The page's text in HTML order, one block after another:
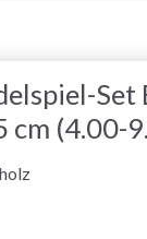
Set
cm (4.00-